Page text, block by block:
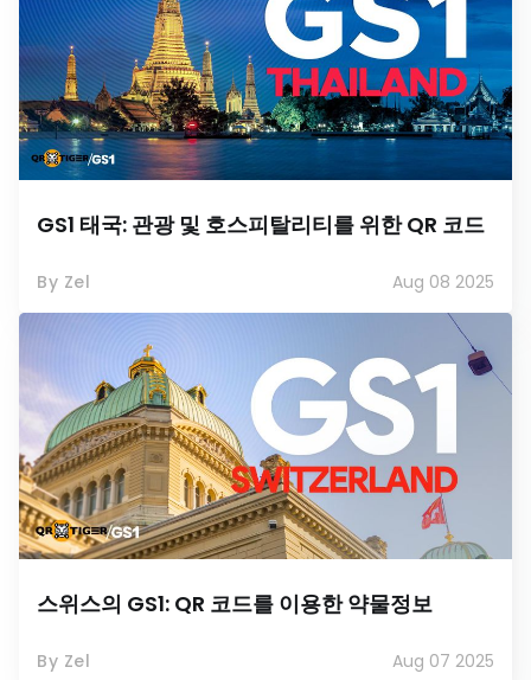
GS1 태국: 관광 및 호스피탈리티를 위한 QR 코드
By Zel Aug 08 2025
스위스의 GS1: QR 코드를 이용한 약물정보
By Zel Aug 07 2025